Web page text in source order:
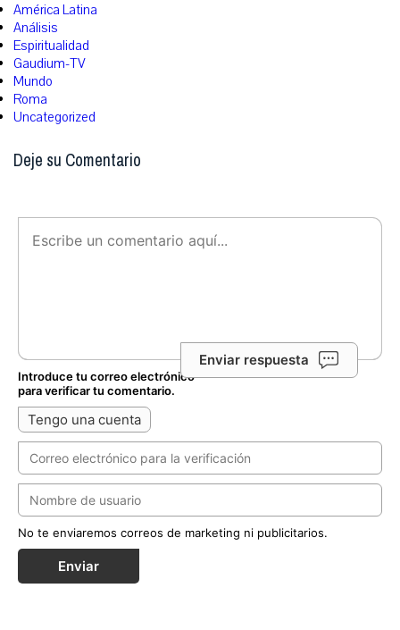
América Latina
Análisis
Espiritualidad
Gaudium-TV
Mundo
Roma
Uncategorized
Deje su Comentario
Enviar respuesta
Introduce tu correo electrónico
para verificar tu comentario.
Tengo una cuenta
No te enviaremos correos de marketing ni publicitarios.
Enviar